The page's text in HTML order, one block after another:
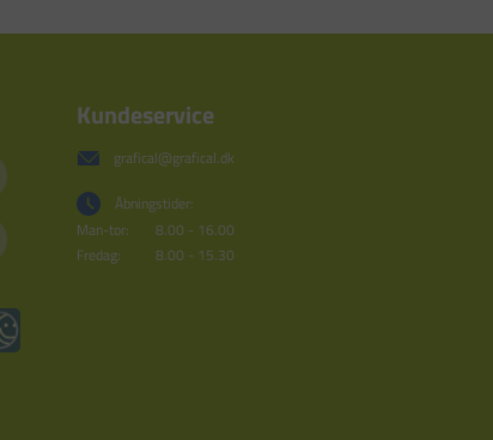
Kundeservice
grafical@grafical.dk
Åbningstider:
Man-tor:
8.00 - 16.00
Fredag:
8.00 - 15.30